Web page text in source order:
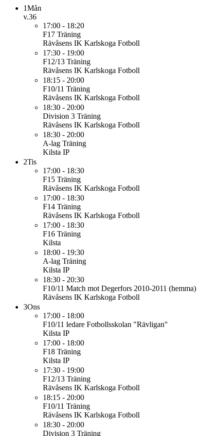
1Mån
v.36
17:00 - 18:20
F17 Träning
Rävåsens IK Karlskoga Fotboll
17:30 - 19:00
F12/13 Träning
Rävåsens IK Karlskoga Fotboll
18:15 - 20:00
F10/11 Träning
Rävåsens IK Karlskoga Fotboll
18:30 - 20:00
Division 3 Träning
Rävåsens IK Karlskoga Fotboll
18:30 - 20:00
A-lag Träning
Kilsta IP
2Tis
17:00 - 18:30
F15 Träning
Rävåsens IK Karlskoga Fotboll
17:00 - 18:30
F14 Träning
Rävåsens IK Karlskoga Fotboll
17:00 - 18:30
F16 Träning
Kilsta
18:00 - 19:30
A-lag Träning
Kilsta IP
18:30 - 20:30
F10/11 Match mot Degerfors 2010-2011 (hemma)
Rävåsens IK Karlskoga Fotboll
3Ons
17:00 - 18:00
F10/11 ledare Fotbollsskolan "Rävligan"
Kilsta IP
17:00 - 18:00
F18 Träning
Kilsta IP
17:30 - 19:00
F12/13 Träning
Rävåsens IK Karlskoga Fotboll
18:15 - 20:00
F10/11 Träning
Rävåsens IK Karlskoga Fotboll
18:30 - 20:00
Division 3 Träning